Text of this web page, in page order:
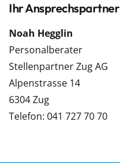
Ihr Ansprechspartner
Noah Hegglin
Personalberater
Stellenpartner Zug AG
Alpenstrasse 14
6304 Zug
Telefon: 041 727 70 70